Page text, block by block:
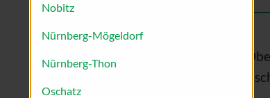
Ofen auf 200°C
entkernen und in
Nobitz
Nürnberg-Mögeldorf
Nürnberg-Thon
Oschatz